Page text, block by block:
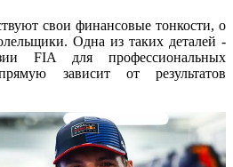
свои финансовые тонкости, о
Одна из таких деталей -
FIA для профессиональных
зависит от результатов